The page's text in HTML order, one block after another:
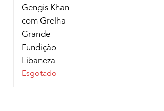
Gengis Khan
com Grelha
Grande
Fundição
Libaneza
Esgotado